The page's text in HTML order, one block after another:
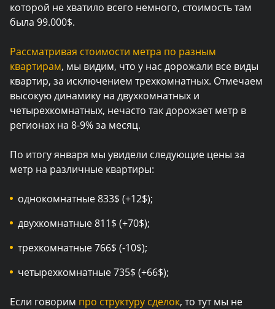
которой не хватило всего немного, стоимость там
была 99.000$.
Рассматривая стоимости метра по разным
квартирам, мы видим, что у нас дорожали все виды
квартир, за исключением трехкомнатных. Отмечаем
высокую динамику на двухкомнатных и
четырехкомнатных, нечасто так дорожает метр в
регионах на 8-9% за месяц.
По итогу января мы увидели следующие цены за
метр на различные квартиры:
однокомнатные 833$ (+12$);
двухкомнатные 811$ (+70$);
трехкомнатные 766$ (-10$);
четырехкомнатные 735$ (+66$);
Если говорим про структуру сделок, то тут мы не